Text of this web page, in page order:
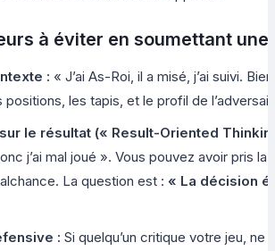
à éviter en soumettant une
: « J’ai As-Roi, il a misé, j’ai suivi.
positions, les tapis, et le profil de
le résultat (« Result-Oriented
j’ai mal joué ». Vous pouvez avoir pris
La question est : « La décision
: Si quelqu’un critique votre jeu,